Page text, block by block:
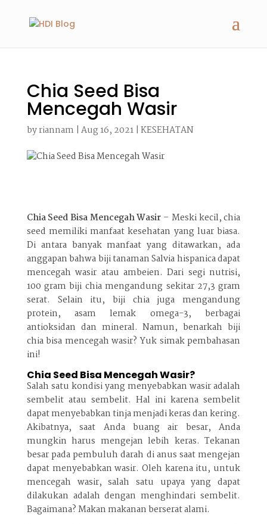
Chia Seed Bisa
Mencegah Wasir
byriannam | Aug 16, 2021| KESEHATAN
Chia Seed Bisa Mencegah Wasir – Meski kecil, chia
seed memiliki manfaat kesehatan yang luar biasa.
Di antara banyak manfaat yang ditawarkan, ada
anggapan bahwa biji tanaman Salvia hispanica dapat
mencegah wasir atau ambeien. Dari segi nutrisi,
100 gram biji chia mengandung sekitar 27,3 gram
serat. Selain itu, biji chia juga mengandung
protein, asam lemak omega-3, berbagai
antioksidan dan mineral. Namun, benarkah biji
chia bisa mencegah wasir? Yuk simak pembahasan
ini!
Chia Seed Bisa Mencegah Wasir?
Salah satu kondisi yang menyebabkan wasir adalah
sembelit atau sembelit. Hal ini karena sembelit
dapat menyebabkan tinja menjadi keras dan kering.
Akibatnya, saat Anda buang air besar, Anda
mungkin harus mengejan lebih keras. Tekanan
besar pada pembuluh darah di anus saat mengejan
dapat menyebabkan wasir. Oleh karena itu, untuk
mencegah wasir, salah satu upaya yang dapat
dilakukan adalah dengan menghindari sembelit.
Bagaimana? Makan makanan berserat alami.